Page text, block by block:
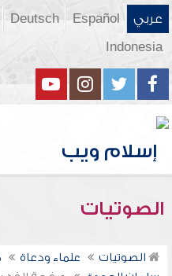
عربي Español
Deutsch
Indonesia
الصوتيات
الصوتيات علماء ودعاة